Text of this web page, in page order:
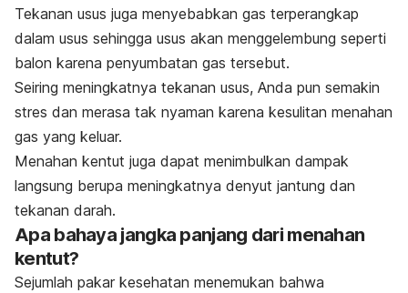
Tekanan usus juga menyebabkan gas terperangkap
dalam usus sehingga usus akan menggelembung seperti
balon karena penyumbatan gas tersebut.
Seiring meningkatnya tekanan usus, Anda pun semakin
stres dan merasa tak nyaman karena kesulitan menahan
gas yang keluar.
Menahan kentut juga dapat menimbulkan dampak
langsung berupa meningkatnya denyut jantung dan
tekanan darah.
Apa bahaya jangka panjang dari menahan
kentut?
Sejumlah pakar kesehatan menemukan bahwa